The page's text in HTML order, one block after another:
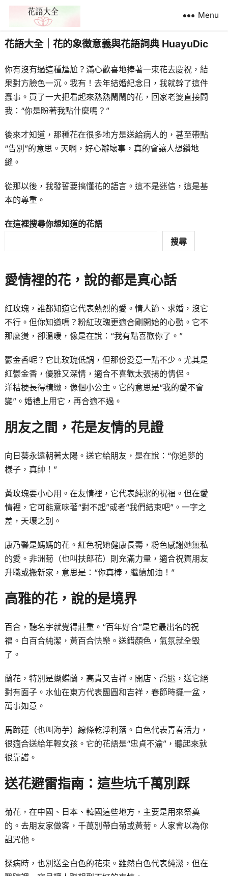
Menu
花語大全｜花的象徵意義與花語詞典 HuayuDic
你有沒有過這種尷尬？滿心歡喜地捧著一束花去慶祝，結
果對方臉色一沉。我有！去年結婚紀念日，我就幹了這件
蠢事。買了一大把看起來熱熱鬧鬧的花，回家老婆直接問
我：“你是盼著我點什麼嗎？”
後來才知道，那種花在很多地方是送給病人的，甚至帶點
“告別”的意思。天啊，好心辦壞事，真的會讓人想鑽地
縫。
從那以後，我發誓要搞懂花的語言。這不是迷信，這是基
本的尊重。
在這裡搜尋你想知道的花語
搜尋
愛情裡的花，說的都是真心話
紅玫瑰，誰都知道它代表熱烈的愛。情人節、求婚，沒它
不行。但你知道嗎？粉紅玫瑰更適合剛開始的心動。它不
那麼燙，卻溫暖，像是在說：“我有點喜歡你了。”
鬱金香呢？它比玫瑰低調，但那份愛意一點不少。尤其是
紅鬱金香，優雅又深情，適合不喜歡太張揚的情侶。
洋桔梗長得精緻，像個小公主。它的意思是“我的愛不會
變”。婚禮上用它，再合適不過。
朋友之間，花是友情的見證
向日葵永遠朝著太陽。送它給朋友，是在說：“你追夢的
樣子，真帥！”
黃玫瑰要小心用。在友情裡，它代表純潔的祝福。但在愛
情裡，它可能意味著“對不起”或者“我們結束吧”。一字之
差，天壤之別。
康乃馨是媽媽的花。紅色祝她健康長壽，粉色感謝她無私
的愛。非洲菊（也叫扶郎花）則充滿力量，適合祝賀朋友
升職或搬新家，意思是：“你真棒，繼續加油！”
高雅的花，說的是境界
百合，聽名字就覺得莊重。“百年好合”是它最出名的祝
福。白百合純潔，黃百合快樂。送錯顏色，氣氛就全毀
了。
蘭花，特別是蝴蝶蘭，高貴又吉祥。開店、喬遷，送它絕
對有面子。水仙在東方代表團圓和吉祥，春節時擺一盆，
萬事如意。
馬蹄蓮（也叫海芋）線條乾淨利落。白色代表青春活力，
很適合送給年輕女孩。它的花語是“忠貞不渝”，聽起來就
很靠譜。
送花避雷指南：這些坑千萬別踩
菊花，在中國、日本、韓國這些地方，主要是用來祭奠
的。去朋友家做客，千萬別帶白菊或黃菊。人家會以為你
詛咒他。
探病時，也別送全白色的花束。雖然白色代表純潔，但在